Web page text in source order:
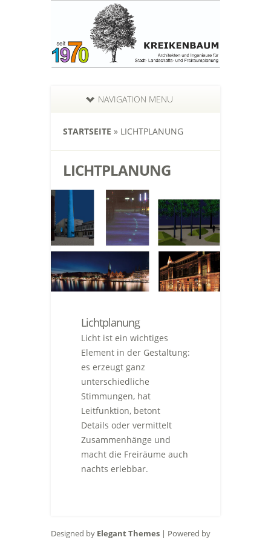
NAVIGATION MENU
STARTSEITE » LICHTPLANUNG
LICHTPLANUNG
Lichtplanung
Licht ist ein wichtiges
Element in der Gestaltung:
es erzeugt ganz
unterschiedliche
Stimmungen, hat
Leitfunktion, betont
Details oder vermittelt
Zusammenhänge und
macht die Freiräume auch
nachts erlebbar.
Designed by Elegant Themes | Powered by